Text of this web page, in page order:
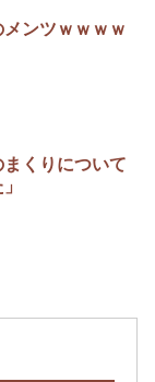
ンツｗｗｗｗ
くりについて